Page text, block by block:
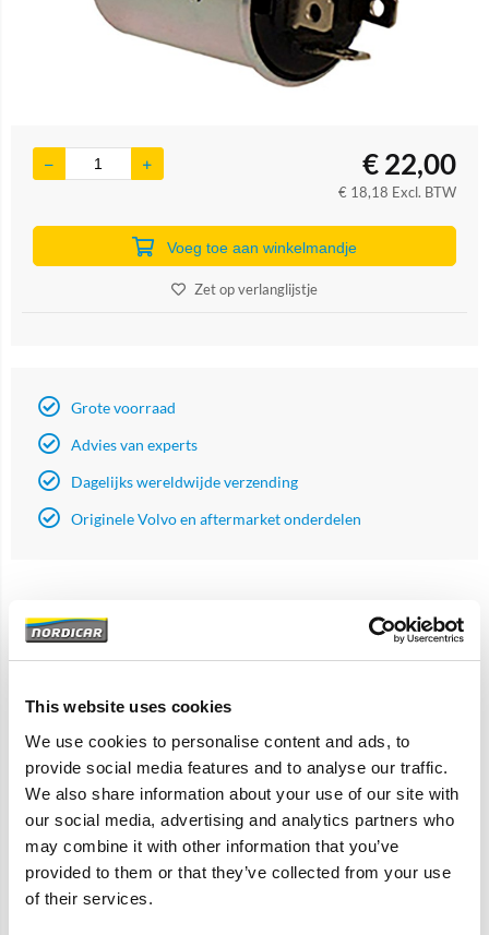
This website uses cookies
We use cookies to personalise content and ads, to
provide social media features and to analyse our traffic.
We also share information about your use of our site with
our social media, advertising and analytics partners who
may combine it with other information that you’ve
provided to them or that they’ve collected from your use
of their services.
€22,00
€ 18,18 Excl. BTW
Voeg toe aan winkelmandje
Zet op verlanglijstje
Grote voorraad
Advies van experts
Dagelijks wereldwijde verzending
Originele Volvo en aftermarket onderdelen
Artikelomschrijving
6 volt
3-pin
Specificaties
Merk